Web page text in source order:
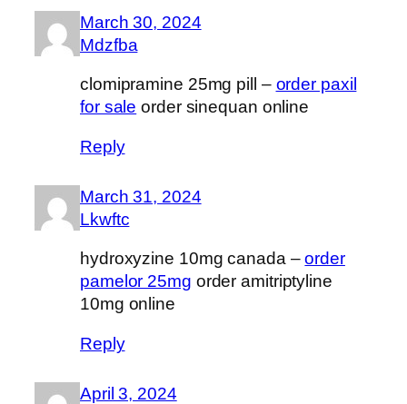
March 30, 2024
Mdzfba
clomipramine 25mg pill – order paxil
for sale order sinequan online
Reply
March 31, 2024
Lkwftc
hydroxyzine 10mg canada –order
pamelor 25mg order amitriptyline
10mg online
Reply
April 3, 2024